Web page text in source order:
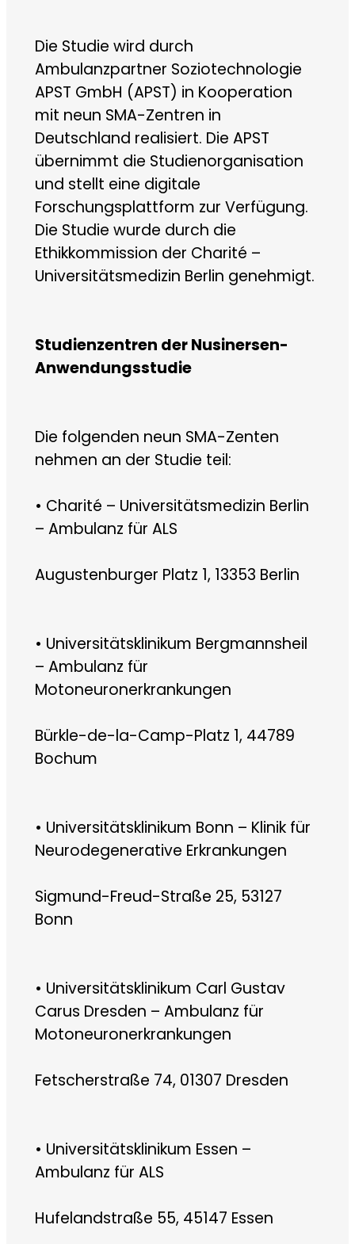
Die Studie wird durch
Ambulanzpartner Soziotechnologie
APST GmbH (APST) in Kooperation
mit neun SMA-Zentren in
Deutschland realisiert. Die APST
übernimmt die Studienorganisation
und stellt eine digitale
Forschungsplattform zur Verfügung.
Die Studie wurde durch die
Ethikkommission der Charité –
Universitätsmedizin Berlin genehmigt.
Studienzentren der Nusinersen-
Anwendungsstudie
Die folgenden neun SMA-Zenten
nehmen an der Studie teil:
• Charité – Universitätsmedizin Berlin
– Ambulanz für ALS
Augustenburger Platz 1, 13353 Berlin
• Universitätsklinikum Bergmannsheil
– Ambulanz für
Motoneuronerkrankungen
Bürkle-de-la-Camp-Platz 1, 44789
Bochum
• Universitätsklinikum Bonn – Klinik für
Neurodegenerative Erkrankungen
Sigmund-Freud-Straße 25, 53127
Bonn
• Universitätsklinikum Carl Gustav
Carus Dresden – Ambulanz für
Motoneuronerkrankungen
Fetscherstraße 74, 01307 Dresden
• Universitätsklinikum Essen –
Ambulanz für ALS
Hufelandstraße 55, 45147 Essen